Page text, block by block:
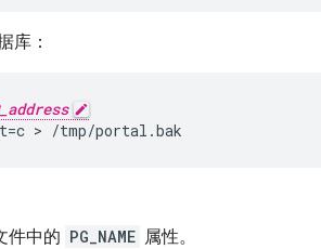
库：
> /tmp/portal.bak
件中的 PG_NAME 属性。